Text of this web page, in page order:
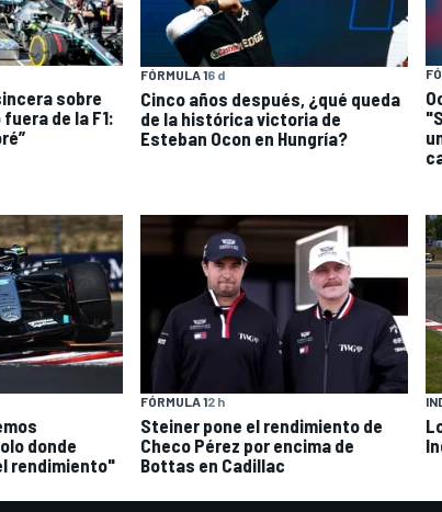
sobre
de la F1:
FÓRMULA 16 d
Cinco años después, ¿qué queda
de la histórica victoria de
Esteban Ocon en Hungría?
donde
rendimiento"
FÓRMULA 12 h
Steiner pone el rendimiento de
Checo Pérez por encima de
Bottas en Cadillac